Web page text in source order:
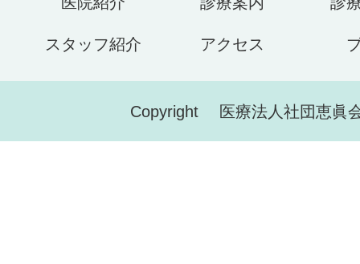
スタッフ紹介 アクセス
Copyright 医療法人社団恵眞